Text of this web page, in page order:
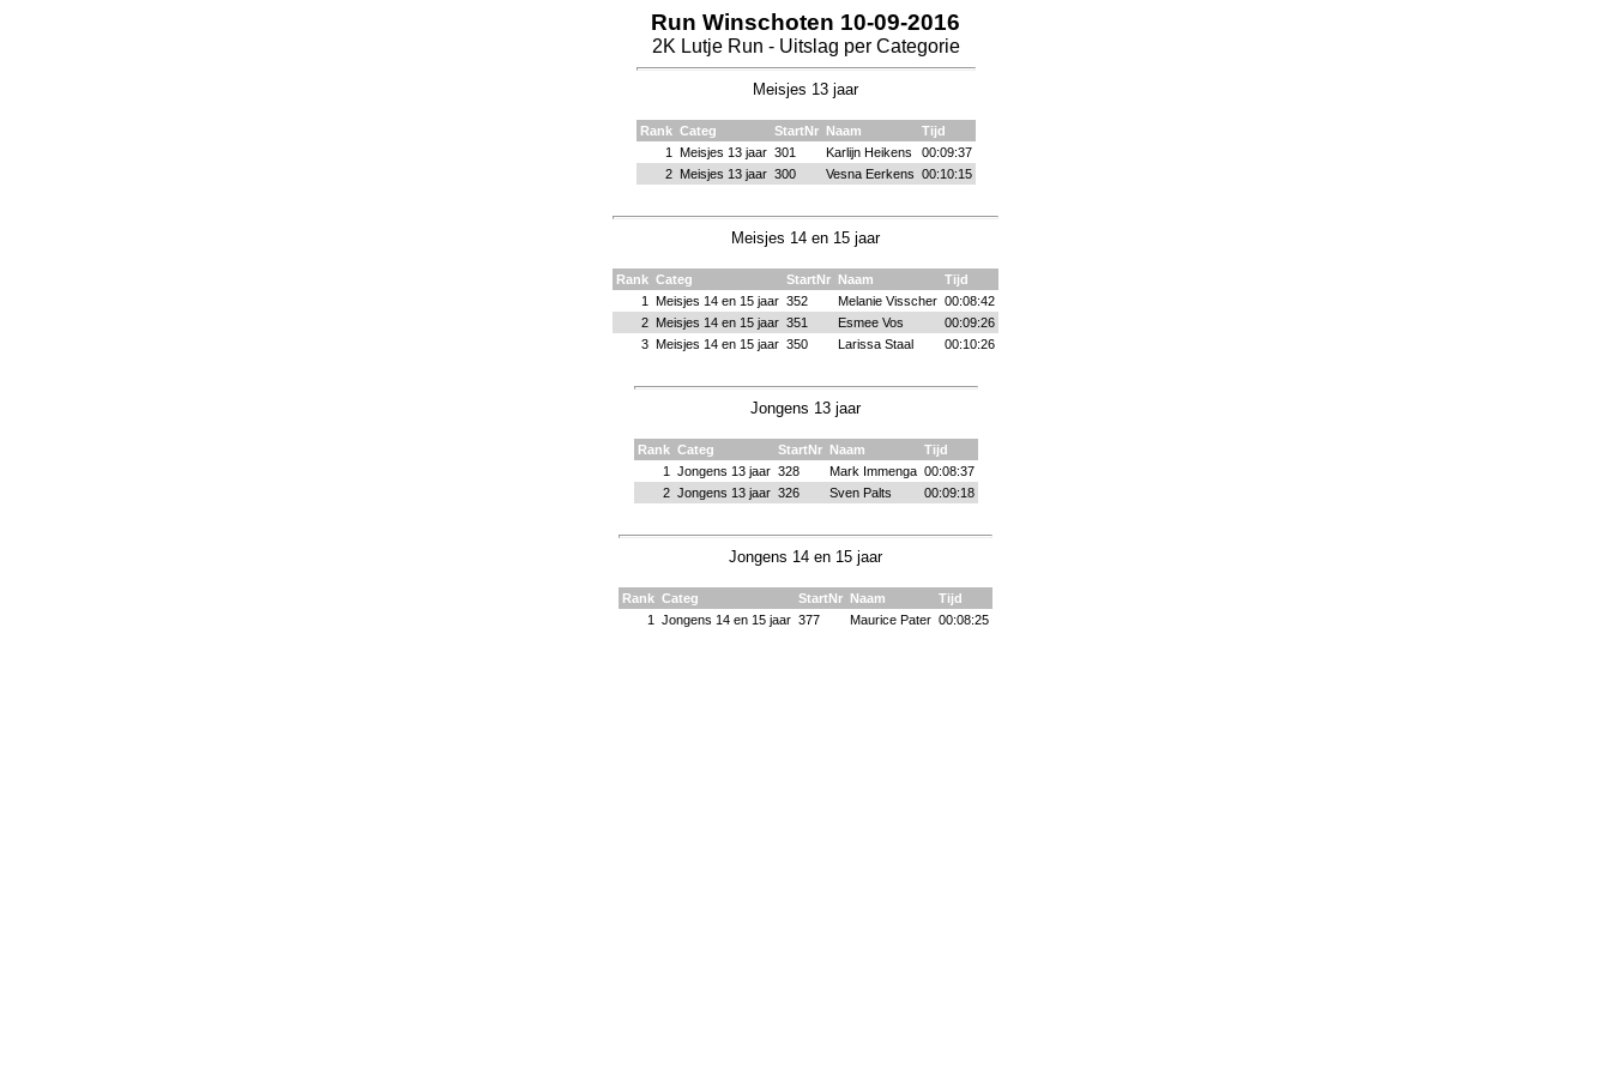
Run Winschoten 10-09-2016
2K Lutje Run - Uitslag per Categorie
Meisjes 13 jaar
Rank Categ StartNr Naam
Tijd
1
Meisjes 13 jaar 301 Karlijn Heikens
00:09:37
2
Meisjes 13 jaar 300 Vesna Eerkens 00:10:15
Meisjes 14 en 15 jaar
Rank Categ StartNr Naam
Tijd
1
Meisjes 14 en 15 jaar 352 Melanie Visscher 00:08:42
2 Meisjes 14 en 15 jaar 351 Esmee Vos
00:09:26
3 Meisjes 14 en 15 jaar 350 Larissa Staal 00:10:26
Jongens 13 jaar
Rank Categ StartNr Naam
Tijd
1
Jongens 13 jaar 328 Mark Immenga 00:08:37
2 Jongens 13 jaar 326 Sven Palts 00:09:18
Jongens 14 en 15 jaar
Rank Categ StartNr Naam
Tijd
1
Jongens 14 en 15 jaar 377 Maurice Pater 00:08:25